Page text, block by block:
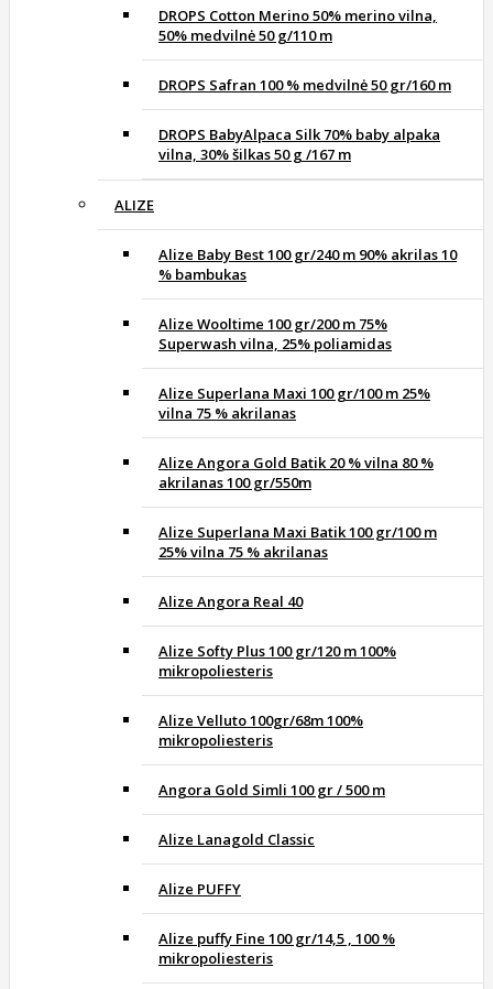
DROPS Cotton Merino 50% merino vilna,
50% medvilnė 50 g/110 m
DROPS Safran 100 % medvilnė 50 gr/160 m
DROPS BabyAlpaca Silk 70% baby alpaka
vilna, 30% šilkas 50 g /167 m
ALIZE
Alize Baby Best 100 gr/240 m 90% akrilas 10
% bambukas
Alize Wooltime 100 gr/200 m 75%
Superwash vilna, 25% poliamidas
Alize Superlana Maxi 100 gr/100 m 25%
vilna 75 % akrilanas
Alize Angora Gold Batik 20 % vilna 80 %
akrilanas 100 gr/550m
Alize Superlana Maxi Batik 100 gr/100 m
25% vilna 75 % akrilanas
Alize Angora Real 40
Alize Softy Plus 100 gr/120 m 100%
mikropoliesteris
Alize Velluto 100gr/68m 100%
mikropoliesteris
Angora Gold Simli 100 gr / 500 m
Alize Lanagold Classic
Alize PUFFY
Alize puffy Fine 100 gr/14,5 , 100 %
mikropoliesteris